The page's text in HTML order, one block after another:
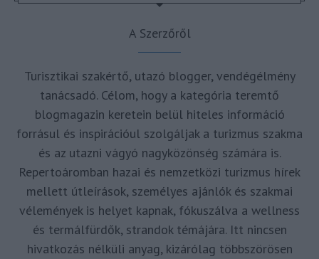
A Szerzőről
Turisztikai szakértő, utazó blogger, vendégélmény
tanácsadó. Célom, hogy a kategória teremtő
blogmagazin keretein belül hiteles információ
forrásul és inspirációul szolgáljak a turizmus szakma
és az utazni vágyó nagyközönség számára is.
Repertoáromban hazai és nemzetközi turizmus hírek
mellett útleírások, személyes ajánlók és szakmai
vélemények is helyet kapnak, fókuszálva a wellness
és termálfürdők, strandok témájára. Itt nincsen
hivatkozás nélküli anyag, kizárólag többszörösen